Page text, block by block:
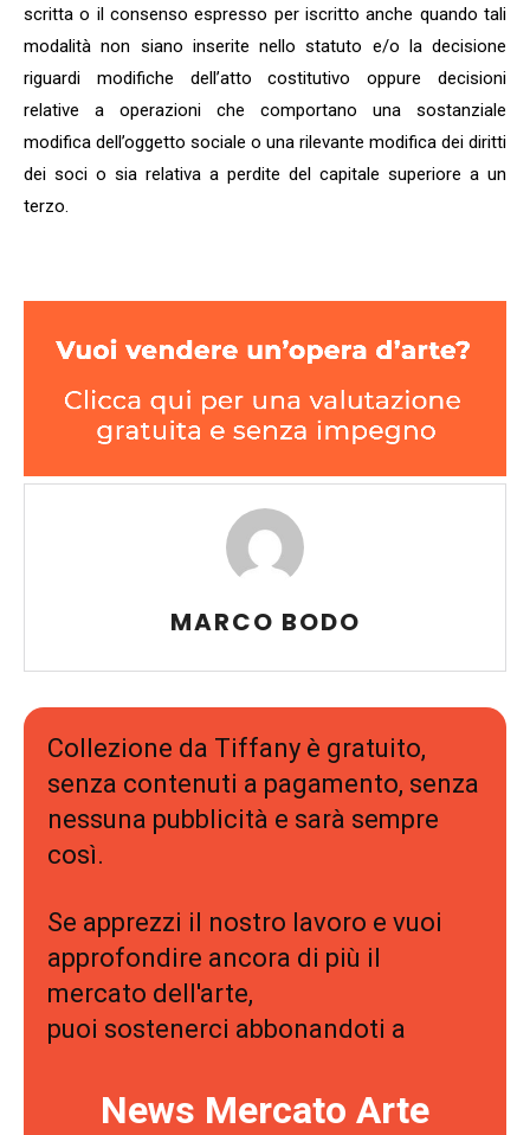
scritta o il consenso espresso per iscritto anche quando tali
modalità non siano inserite nello statuto e/o la decisione
riguardi modifiche dell’atto costitutivo oppure decisioni
relative a operazioni che comportano una sostanziale
modifica dell’oggetto sociale o una rilevante modifica dei diritti
dei soci o sia relativa a perdite del capitale superiore a un
terzo.
MARCO BODO
Collezione da Tiffany è gratuito,
senza contenuti a pagamento, senza
nessuna pubblicità e sarà sempre
così.
Se apprezzi il nostro lavoro e vuoi
approfondire ancora di più il
mercato dell'arte,
puoi sostenerci abbonandoti a
News Mercato Arte